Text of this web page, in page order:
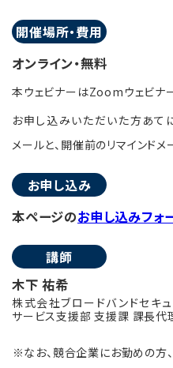
開催場所・費用
オンライン・無料
本ウェビナーはZoomウェビナ
お申し込みいただいた方あ
メールと、開催前のリマインドメ
お申し込み
本ページのお申し込みフォ
講師
木下 祐希
株式会社ブロードバンドセキ
サービス支援部 支援課 課長代
※なお、競合企業にお勤めの方